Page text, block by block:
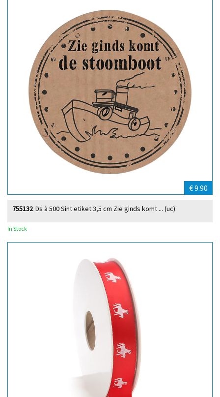
€ 9.90
Ds à 500 Sint etiket 3,5 cm Zie ginds komt ... (uc)
755132
In Stock